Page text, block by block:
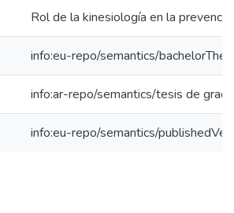
Rol de la kinesiología en la
info:eu-repo/semantics/
info:ar-repo/semantics/tesis de grado
info:eu-repo/semantics/